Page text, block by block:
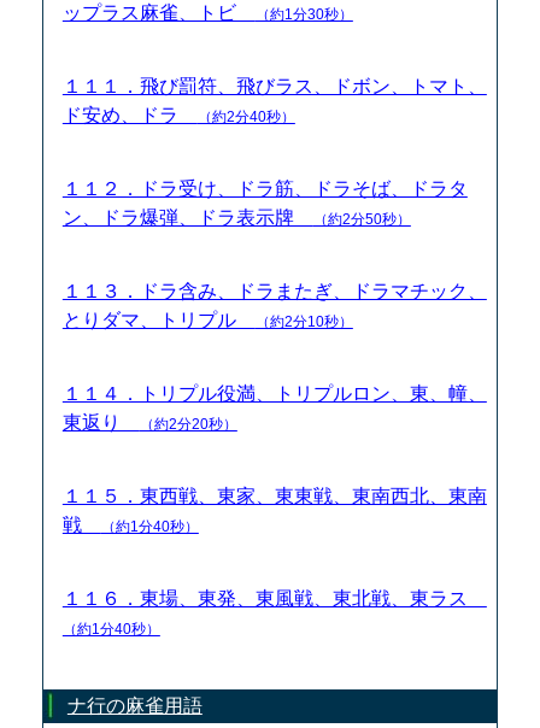
ップラス麻雀、トビ
（約1分30秒）
１１１．飛び罰符、飛びラス、ドボン、トマト、
ド安め、ドラ
（約2分40秒）
１１２．ドラ受け、ドラ筋、ドラそば、ドラタ
ン、ドラ爆弾、ドラ表示牌
（約2分50秒）
１１３．ドラ含み、ドラまたぎ、ドラマチック、
とりダマ、トリプル
（約2分10秒）
１１４．トリプル役満、トリプルロン、東、幢、
東返り
（約2分20秒）
１１５．東西戦、東家、東東戦、東南西北、東南
戦
（約1分40秒）
１１６．東場、東発、東風戦、東北戦、東ラス
（約1分40秒）
ナ行の麻雀用語